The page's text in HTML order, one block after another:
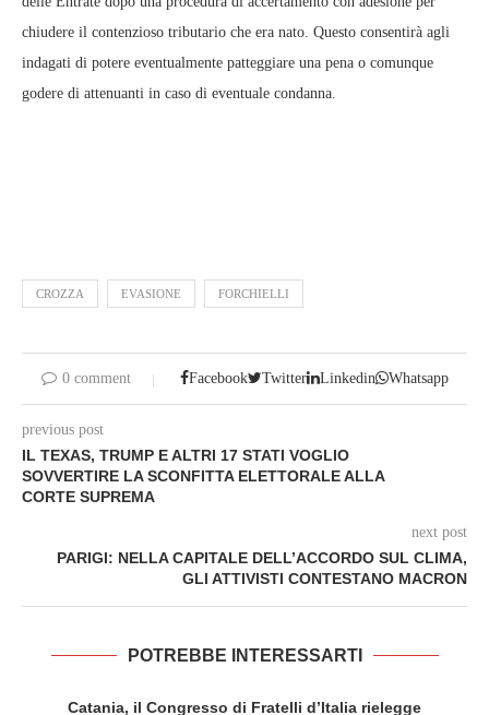
chiudere il contenzioso tributario che era nato. Questo consentirà agli
indagati di potere eventualmente patteggiare una pena o comunque
godere di attenuanti in caso di eventuale condanna.
CROZZA EVASIONE FORCHIELLI
0 comment Facebook Twitter Linkedin Whatsapp
previous post
IL TEXAS, TRUMP E ALTRI 17 STATI VOGLIO
SOVVERTIRE LA SCONFITTA ELETTORALE ALLA
CORTE SUPREMA
next post
PARIGI: NELLA CAPITALE DELL’ACCORDO SUL CLIMA,
GLI ATTIVISTI CONTESTANO MACRON
POTREBBE INTERESSARTI
Catania, il Congresso di Fratelli d’Italia rielegge